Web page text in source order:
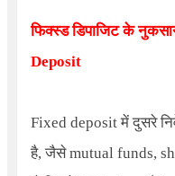
फिक्स्ड डिपाजिट के
Deposit
Fixed depositमें दुसरे
है, जैसेmutual funds,